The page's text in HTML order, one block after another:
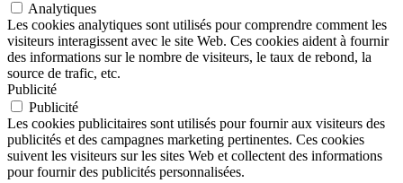
Analytiques
Les cookies analytiques sont utilisés pour comprendre comment les
visiteurs interagissent avec le site Web. Ces cookies aident à fournir
des informations sur le nombre de visiteurs, le taux de rebond, la
source de trafic, etc.
Publicité
Publicité
Les cookies publicitaires sont utilisés pour fournir aux visiteurs des
publicités et des campagnes marketing pertinentes. Ces cookies
suivent les visiteurs sur les sites Web et collectent des informations
pour fournir des publicités personnalisées.